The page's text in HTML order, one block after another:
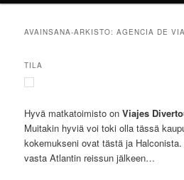
AVAINSANA-ARKISTO:AGENCIA DE
TILA
Hyvä matkatoimisto onViajes
Muitakin hyviä voi toki olla tässä
kokemukseni ovat tästä ja
vasta Atlantin reissun jälkeen…